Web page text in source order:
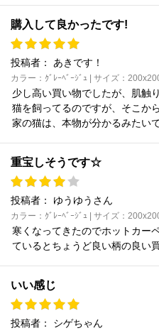
購入して良かったです!
投稿者： あきです！
カラー：ｸﾞﾚｰﾍﾞｰｼﾞｭ | サイズ：
少し高い買い物でしたが、肌触
猫を飼ってるのですが、そこか
家の猫は、本物が分かるみたい
重宝しそうです☆
投稿者： ゆうゆうさん
カラー：ｸﾞﾚｰﾍﾞｰｼﾞｭ | サイズ：
寒くなってきたのでホットカー
ているとちょうど良い柄の良い
いい感じ
投稿者： シゲちゃん